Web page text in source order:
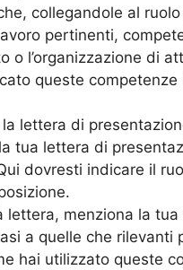
collegandole al
pertinenti,
o l’organizzazione di
queste competenze
lettera di
tua lettera di
dovresti indicare il
lettera, menziona la
a quelle che
hai utilizzato queste